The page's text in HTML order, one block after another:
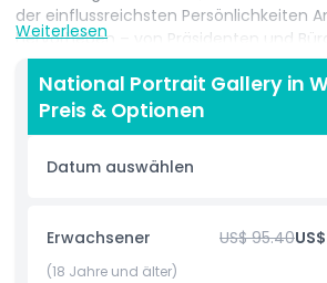
der einflussreichsten Persönlichkeiten
hervorheben – von Präsidenten und
hin zu Künstlern und Kulturikonen. Im
gelegen, bietet die National Portrait
eine einzigartige Möglichkeit,
durch Kunst zu erleben. Signatur-
Galerie „Amerikas Präsidenten“ zeigen
Präsidenten und sind ein beliebter Halt
verfügt außerdem über wechselnde
moderne Fotografie und interaktive
Besucher jeden Alters ansprechen. Ob
Weiterlesen
National Portrait Gallery in
Preis & Optionen
Datum auswählen
Erwachsener US$ 95.40
(18 Jahre und älter)